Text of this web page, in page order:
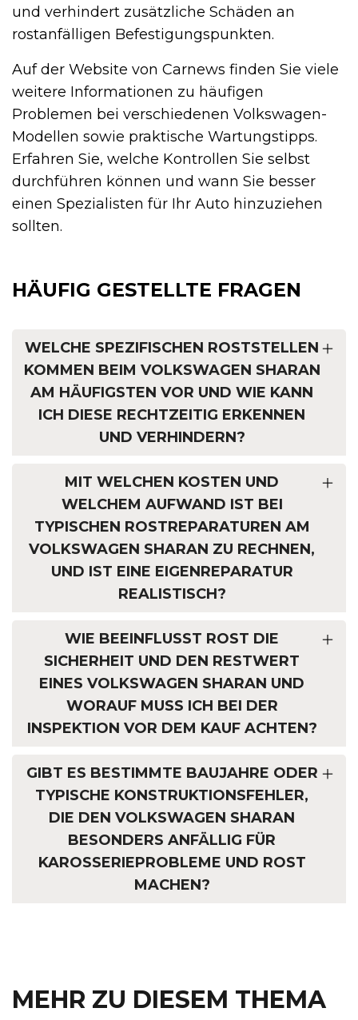
und verhindert zusätzliche Schäden an
rostanfälligen Befestigungspunkten.
Auf der Website von Carnews finden Sie viele
weitere Informationen zu häufigen
Problemen bei verschiedenen Volkswagen-
Modellen sowie praktische Wartungstipps.
Erfahren Sie, welche Kontrollen Sie selbst
durchführen können und wann Sie besser
einen Spezialisten für Ihr Auto hinzuziehen
sollten.
HÄUFIG GESTELLTE FRAGEN
WELCHE SPEZIFISCHEN ROSTSTELLEN
KOMMEN BEIM VOLKSWAGEN SHARAN
AM HÄUFIGSTEN VOR UND WIE KANN
ICH DIESE RECHTZEITIG ERKENNEN
UND VERHINDERN?
MIT WELCHEN KOSTEN UND
WELCHEM AUFWAND IST BEI
TYPISCHEN ROSTREPARATUREN AM
VOLKSWAGEN SHARAN ZU RECHNEN,
UND IST EINE EIGENREPARATUR
REALISTISCH?
WIE BEEINFLUSST ROST DIE
SICHERHEIT UND DEN RESTWERT
EINES VOLKSWAGEN SHARAN UND
WORAUF MUSS ICH BEI DER
INSPEKTION VOR DEM KAUF ACHTEN?
GIBT ES BESTIMMTE BAUJAHRE ODER
TYPISCHE KONSTRUKTIONSFEHLER,
DIE DEN VOLKSWAGEN SHARAN
BESONDERS ANFÄLLIG FÜR
KAROSSERIEPROBLEME UND ROST
MACHEN?
MEHR ZU DIESEM THEMA